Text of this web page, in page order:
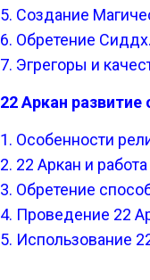
5. Создание
6. Обретение Сиддх.
7. Эгрегоры и
22 Аркан
1. Особенности
2. 22 Аркан и
3. Обретение
4. Проведение 22
5. Использование